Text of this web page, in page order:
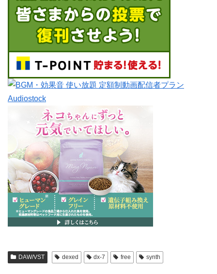
DAW/VST dexed dx-7 free synth